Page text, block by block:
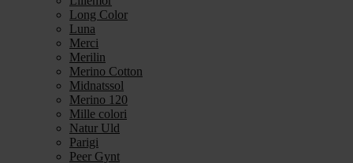
Long Color
Luna
Merci
Merilin
Merino Cotton
Midnatssol
Merino 120
Mille colori
Natur Uld
Parigi
Peer Gynt